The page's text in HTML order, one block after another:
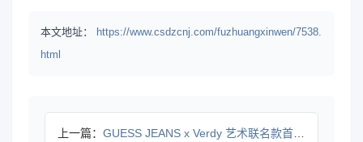
本文地址：
https://www.csdzcnj.com/fuzhuangxinwen/7538.
html
上一篇： GUESS JEANS x Verdy 艺术联名款首曝，限量